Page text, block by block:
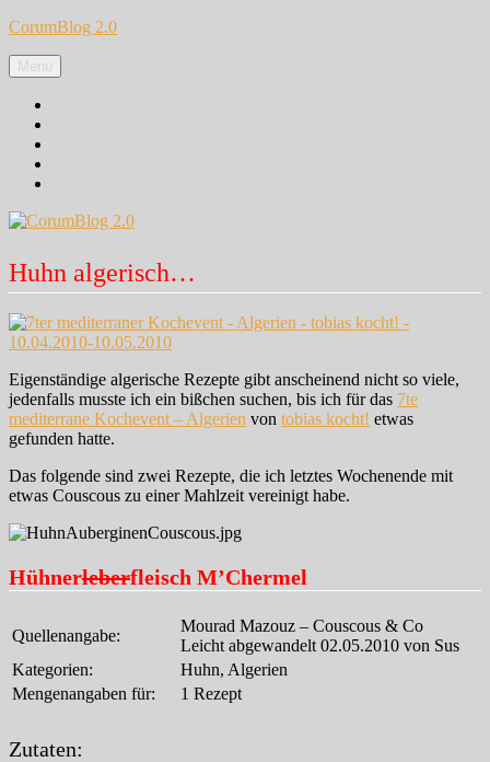
Zum
springen
CorumBlog 2.0
Menü
Huhn algerisch…
Eigenständige algerische Rezepte gibt anscheinend nicht so viele,
jedenfalls musste ich ein bißchen suchen, bis ich für das 7te
mediterrane Kochevent – Algerien von tobias kocht! etwas
gefunden hatte.
Das folgende sind zwei Rezepte, die ich letztes Wochenende mit
etwas Couscous zu einer Mahlzeit vereinigt habe.
Hühnerleberfleisch M’Chermel
Quellenangabe:
Mourad Mazouz – Couscous & Co
Leicht abgewandelt 02.05.2010 von Sus
Kategorien:
Huhn, Algerien
Mengenangaben für:
1 Rezept
Zutaten: